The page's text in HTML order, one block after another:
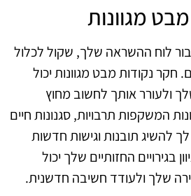
מגוונות
לוח ההשראה שלך, שקול לכלול
חקר נקודות מבט מגוונות יכול
ולעורר אותך לחשוב מחוץ
המשקפות תרבויות, סגנונות חיים
לך להשיג תובנות וגישות חדשות
בגירויים החזותיים שלך יכול
שלך ולעודד חשיבה חדשנית.